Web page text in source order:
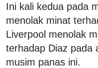
Ini kali kedua pada
menolak minat
Liverpool menolak
terhadap Diaz pada
musim panas ini.